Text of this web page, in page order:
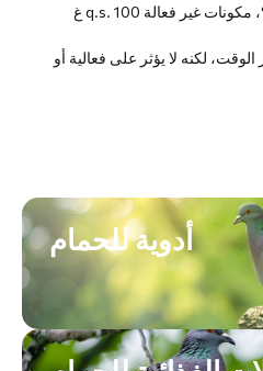
لكنه لا يؤثر على فعالية أو
أدوية للحمام